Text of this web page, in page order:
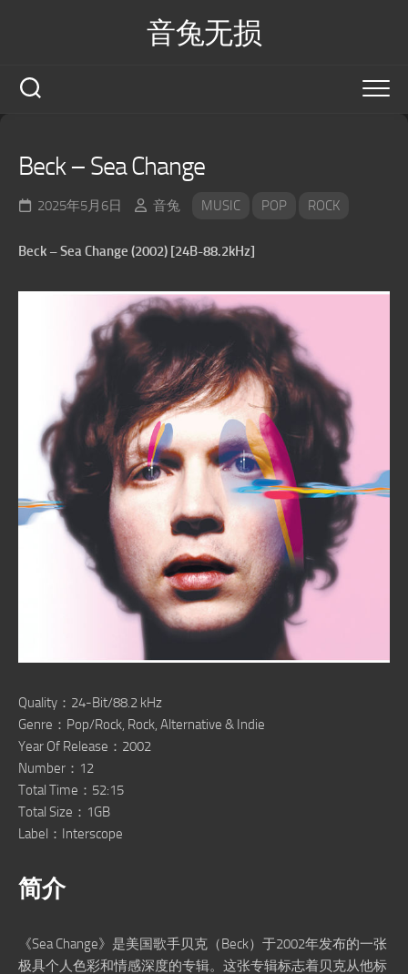
音兔无损
Beck – Sea Change
2025年5月6日 音兔 MUSIC POP ROCK
Beck – Sea Change (2002) [24B-88.2kHz]
Quality：24-Bit/88.2 kHz
Genre：Pop/Rock, Rock, Alternative & Indie
Year Of Release：2002
Number：12
Total Time：52:15
Total Size：1GB
Label：Interscope
简介
《Sea Change》是美国歌手贝克（Beck）于2002年发布的一张
极具个人色彩和情感深度的专辑。这张专辑标志着贝克从他标